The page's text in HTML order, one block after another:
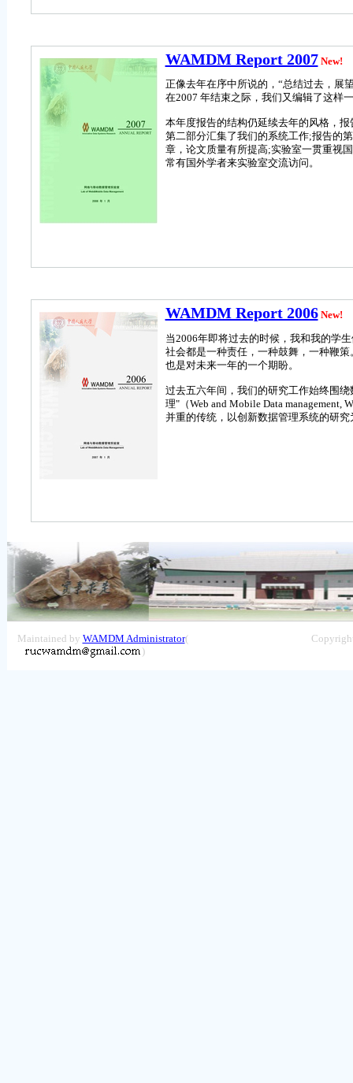
WAMDM Report 2007 New!
正像去年在序中所说的，“总结过去，展
在2007 年结束之际，我们又编辑了这样
本年度报告的结构仍延续去年的风格，
第二部分汇集了我们的系统工作;报告的
章，论文质量有所提高;实验室一贯重视
常有国外学者来实验室交流访问。
WAMDM Report 2006 New!
当2006年即将过去的时候，我和我的学
社会都是一种责任，一种鼓舞，一种鞭
也是对未来一年的一个期盼。
过去五六年间，我们的研究工作始终围
理"（Web and Mobile Data
并重的传统，以创新数据管理系统的研究
Maintained by WAMDM Administrator(
)